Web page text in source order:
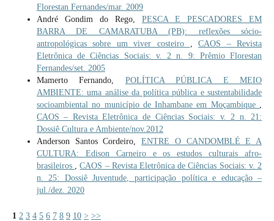
Florestan Fernandes/mar. 2009
André Gondim do Rego,PESCA E PESCADORES EM
BARRA DE CAMARATUBA (PB): reflexões sócio-
antropológicas sobre um viver costeiro
,CAOS – Revista
Eletrônica de Ciências Sociais: v. 2 n. 9: Prêmio Florestan
Fernandes/set. 2005
Mamerto Fernando, POLÍTICA PÚBLICA E MEIO
AMBIENTE: uma análise da política pública e sustentabilidade
socioambiental no município de Inhambane em Moçambique
CAOS – Revista Eletrônica de Ciências Sociais: v. 2 n. 21:
Dossiê Cultura e Ambiente/nov.2012
Anderson Santos Cordeiro,ENTRE O CANDOMBLÉ E A
CULTURA: Edison Carneiro e os estudos culturais afro-
brasileiros
,CAOS – Revista Eletrônica de Ciências Sociais: v. 2
n. 25: Dossiê Juventude, participação política e educação –
jul./dez. 2020
1 2 3 4 5 6 7 8 9 10 > >>